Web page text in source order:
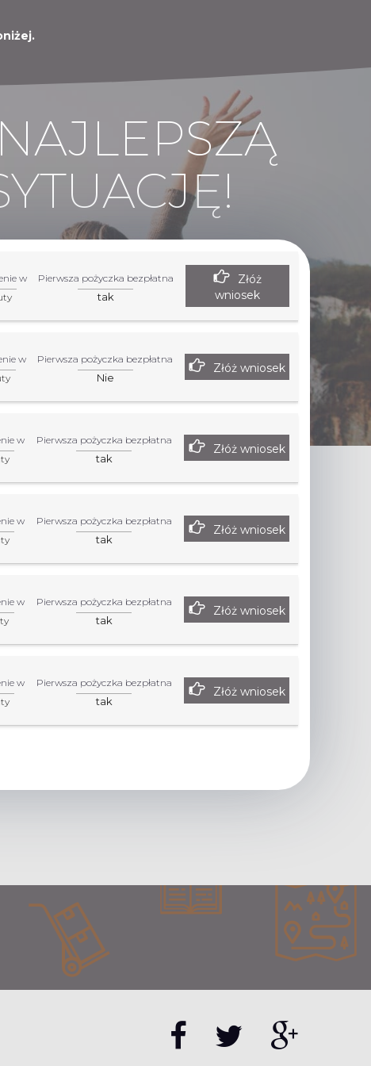
w Pierwsza pożyczka bezpłatna
tak
Złóż
wniosek
w Pierwsza pożyczka bezpłatna
Nie
Złóż wniosek
w Pierwsza pożyczka bezpłatna
tak
Złóż wniosek
w Pierwsza pożyczka bezpłatna
tak
Złóż wniosek
w Pierwsza pożyczka bezpłatna
tak
Złóż wniosek
w Pierwsza pożyczka bezpłatna
tak
Złóż wniosek